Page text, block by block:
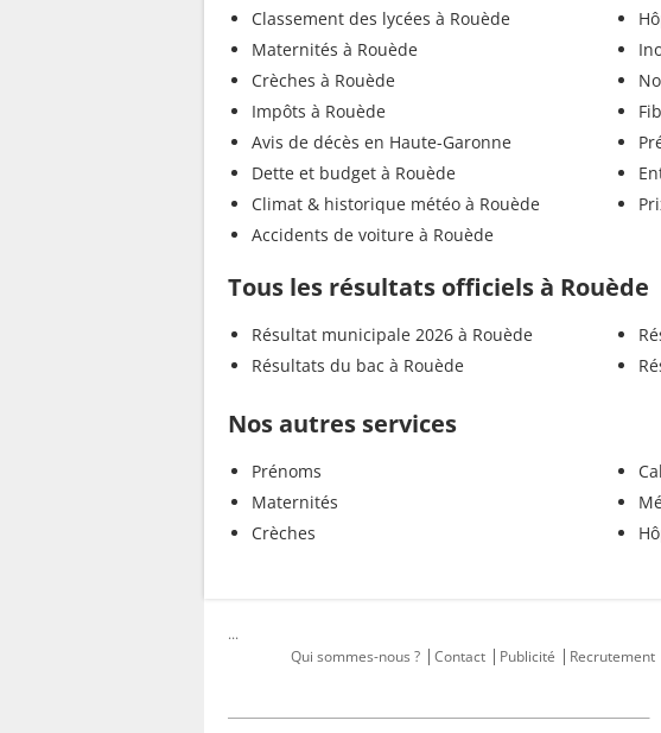
Classement des lycées à Rouède
Maternités à Rouède
Crèches à Rouède
Impôts à Rouède
Avis de décès en Haute-Garonne
Dette et budget à Rouède
Climat & historique météo à Rouède
Accidents de voiture à Rouède
Tous les résultats officiels à Rouède
Résultat municipale 2026 à Rouède
Résultats du bac à Rouède
Nos autres services
Prénoms
Maternités
Crèches
...
Qui sommes-nous ?
Contact Publicité Recrutement